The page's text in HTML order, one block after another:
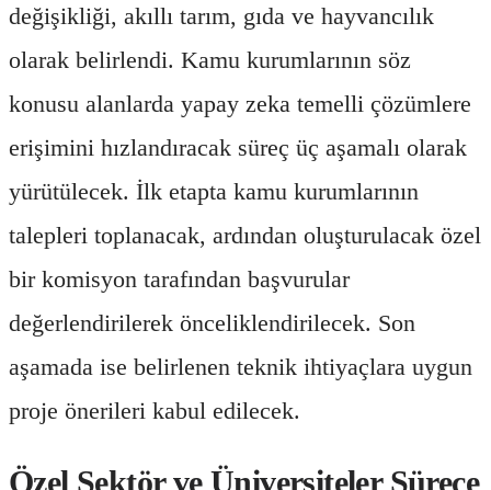
değişikliği, akıllı tarım, gıda ve hayvancılık
olarak belirlendi. Kamu kurumlarının söz
konusu alanlarda yapay zeka temelli çözümlere
erişimini hızlandıracak süreç üç aşamalı olarak
yürütülecek. İlk etapta kamu kurumlarının
talepleri toplanacak, ardından oluşturulacak özel
bir komisyon tarafından başvurular
değerlendirilerek önceliklendirilecek. Son
aşamada ise belirlenen teknik ihtiyaçlara uygun
proje önerileri kabul edilecek.
Özel Sektör ve Üniversiteler Sürece